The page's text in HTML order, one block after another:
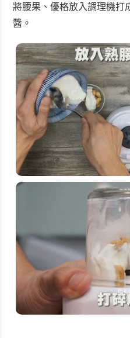
將腰果、優格放入調理機打
醬。